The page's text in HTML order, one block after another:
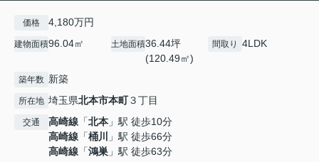
価格 4,180万円
建物面積96.04㎡ 土地面積36.44坪
(120.49㎡)
間取り 4LDK
築年数 新築
所在地 埼玉県北本市本町３丁目
交通 高崎線 「北本 」駅 徒歩10分
高崎線 「桶川
」駅 徒歩66分
高崎線 「鴻巣 」駅 徒歩63分